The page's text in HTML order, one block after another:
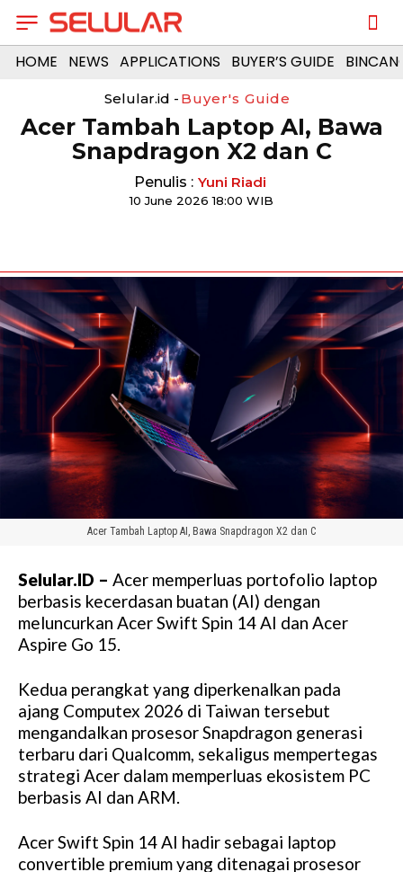
HOME NEWS APPLICATIONS BUYER’S GUIDE
Selular.id - Buyer's Guide
Acer Tambah Laptop AI, Bawa
Snapdragon X2 dan C
Penulis : Yuni Riadi
10 June 2026 18:00 WIB
Acer Tambah Laptop AI, Bawa Snapdragon X2 dan C
Selular.ID – Acer memperluas portofolio laptop
berbasis kecerdasan buatan (AI) dengan
meluncurkan Acer Swift Spin 14 AI dan Acer
Aspire Go 15.
Kedua perangkat yang diperkenalkan pada
ajang Computex 2026 di Taiwan tersebut
mengandalkan prosesor Snapdragon generasi
terbaru dari Qualcomm, sekaligus mempertegas
strategi Acer dalam memperluas ekosistem PC
berbasis AI dan ARM.
Acer Swift Spin 14 AI hadir sebagai laptop
convertible premium yang ditenagai prosesor